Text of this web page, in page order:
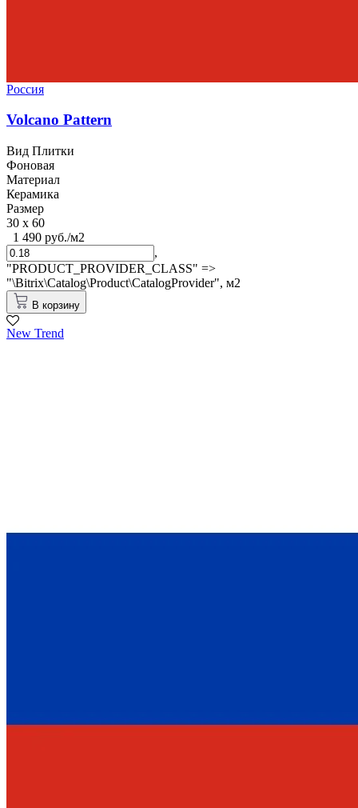
Россия
Volcano Pattern
Вид Плитки
Фоновая
Материал
Керамика
Размер
30 x 60
1 490 руб./м2
,
"PRODUCT_PROVIDER_CLASS" =>
"\Bitrix\Catalog\Product\CatalogProvider", м2
В корзину
New Trend